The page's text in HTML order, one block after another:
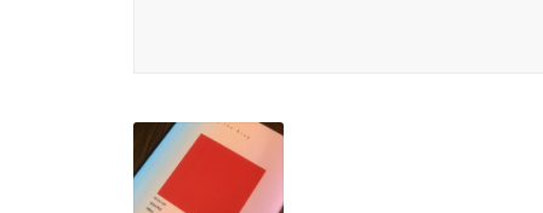
- 교회의 공공성 혹은 공공신학 논의에 관심 갖는
- 세속 사회에서 교회가 나아갈 방향을 구상하는
- 유해무 (전 고려신학대학원 교의학 교수)
지난 20여 년 동안 개혁주의자를 자처하는 미국의